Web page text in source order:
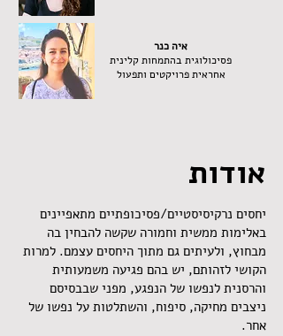
אודות
יחסים נרקיסיסטיים/פסיכופתיים מתאפיינים
באלימות ממשית וחמורה שקשה להבחין בה
מבחוץ, ולעיתים גם מתוך היחסים עצמם. למרות
הקושי לזהותם, יש בהם פגיעה משמעותית
והרסנית לנפשו של הנפגע, מפני שבבסיסם
ניצבים מחיקה, סיפוח, והשתלטות על נפשו של
אחר.
איה כנר
פסיכולוגית בהתמחות קלינית
אחראית פרויקטים ותפעול